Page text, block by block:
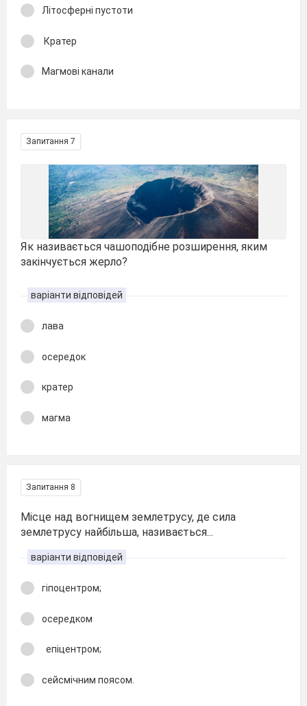
Літосферні пустоти
Кратер
Магмові канали
Запитання 7
Як називається чашоподібне розширення, яким
закінчується жерло?
варіанти відповідей
лава
осередок
кратер
магма
Запитання 8
Місце над вогнищем землетрусу, де сила
землетрусу найбільша, називається...
варіанти відповідей
гіпоцентром;
осередком
епіцентром;
сейсмічним поясом.